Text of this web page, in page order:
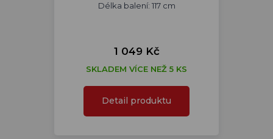
Délka balení: 117 cm
1 049 Kč
SKLADEM VÍCE NEŽ 5 KS
Detail produktu